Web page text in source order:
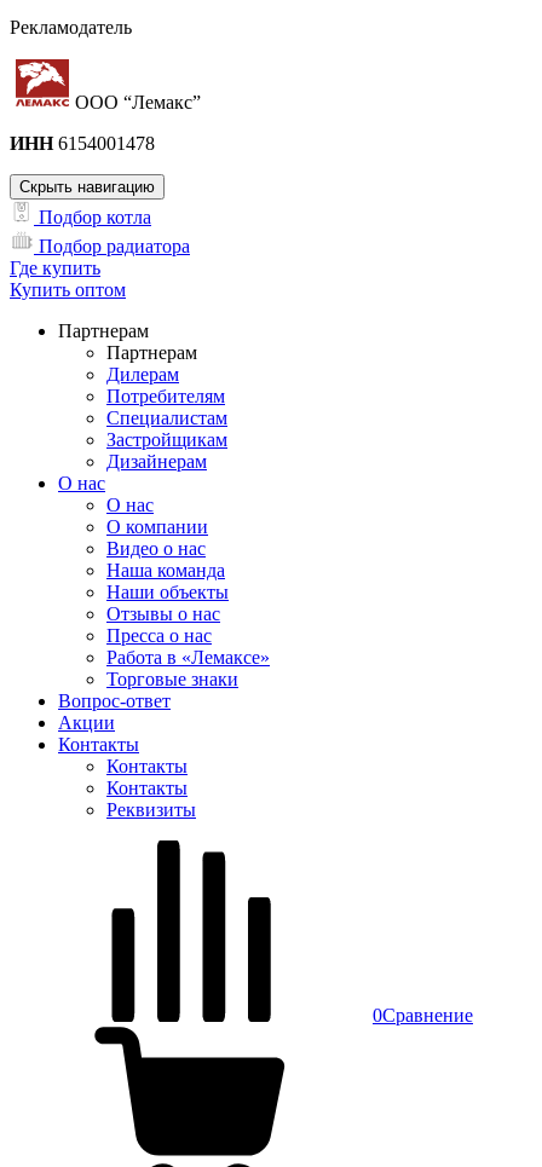
Рекламодатель
ООО “Лемакс”
ИНН6154001478
Скрыть навигацию
Подбор котла
Подбор радиатора
Где купить
Купить оптом
Партнерам
Партнерам
Дилерам
Потребителям
Специалистам
Застройщикам
Дизайнерам
О нас
О нас
О компании
Видео о нас
Наша команда
Наши объекты
Отзывы о нас
Пресса о нас
Работа в «Лемаксе»
Торговые знаки
Вопрос-ответ
Акции
Контакты
Контакты
Контакты
Реквизиты
0Сравнение